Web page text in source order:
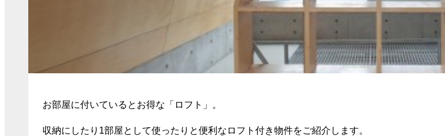
お部屋に付いているとお得な「ロフト」。
収納にしたり1部屋として使ったりと便利なロフト付き物件をご紹介します。